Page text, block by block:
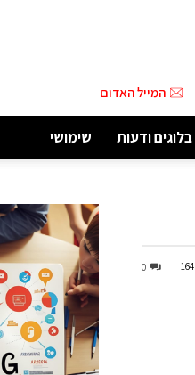
המייל האדום
בלוגים ודעות שימושי
0 164